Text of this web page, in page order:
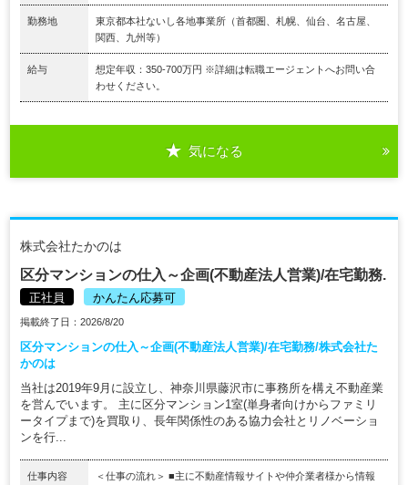
勤務地
東京都本社ないし各地事業所（首都圏、札幌、仙台、名古屋、
関西、九州等）
給与
想定年収：350-700万円 ※詳細は転職エージェントへお問い合
わせください。
気になる
株式会社たかのは
区分マンションの仕入～企画(不動産法人営業)/在宅勤務.
正社員 かんたん応募可
掲載終了日：2026/8/20
区分マンションの仕入～企画(不動産法人営業)/在宅勤務/株式会社た
かのは
当社は2019年9月に設立し、神奈川県藤沢市に事務所を構え不動産業
を営んでいます。 主に区分マンション1室(単身者向けからファミリ
ータイプまで)を買取り、長年関係性のある協力会社とリノベーショ
ンを行...
仕事内容
＜仕事の流れ＞ ■主に不動産情報サイトや仲介業者様から情報